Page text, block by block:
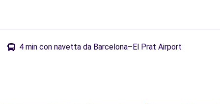
4 min con navetta da Barcelona–El Prat Airport